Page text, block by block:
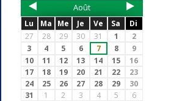
Août
Lu Ma Me Je Ve Sa
Di
27
28 29 30 31 1
2
3
4 5 6 7 8
9
10
11 12 13 14 15
16
17
18 19 20 21 22
23
24
25 26 27 28 29
30
31
1 2 3 4 5 6